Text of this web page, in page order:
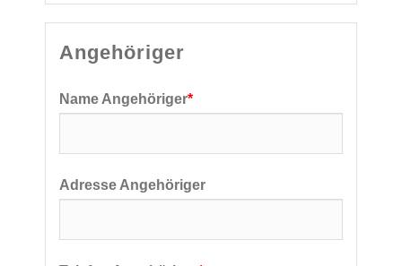
Angehöriger
Name Angehöriger*
Adresse Angehöriger